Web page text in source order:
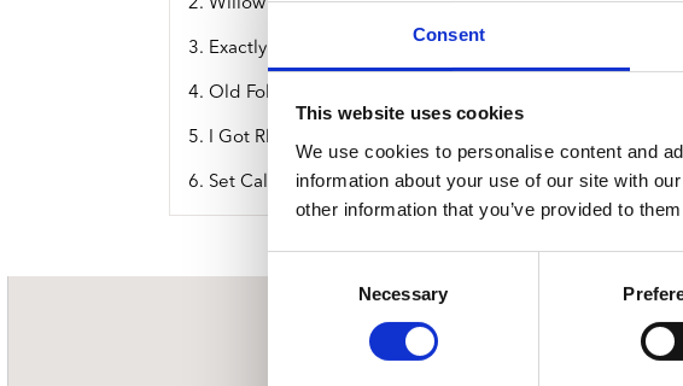
Consent
This website uses cookies
We use cookies to personalise content and
information about your use of our site with
other information that you’ve provided to
Necessary
2. Willow Weep For Me
3. Exactly Like You
4. Old Folks
5. I Got Rhythm
6. Set Call (Theme)
nieuwsbrief